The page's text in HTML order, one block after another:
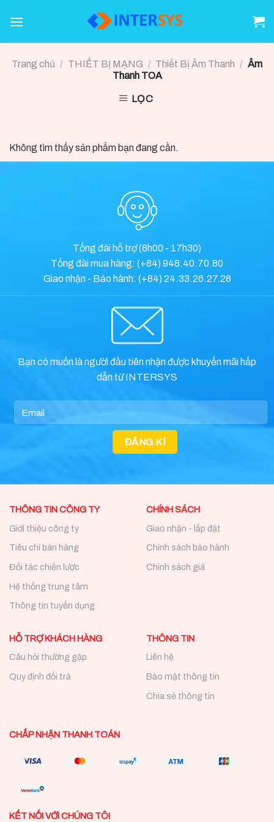
Trang chủ / THIẾT BỊ MẠNG / Thiết Bị Âm Thanh / Âm
Thanh TOA
LỌC
Không tìm thấy sản phẩm bạn đang cần.
Tổng đài hỗ trợ (8h00 - 17h30)
Tổng đài mua hàng: (+84) 948.40.70.80
Giao nhận - Bảo hành: (+84) 24.33.26.27.28
Bạn có muốn là người đầu tiên nhận được khuyến mãi hấp
dẫn từ INTERSYS
THÔNG TIN CÔNG TY
Giới thiệu công ty
Tiêu chí bán hàng
Đối tác chiến lược
Hệ thống trung tâm
Thông tin tuyển dụng
CHÍNH SÁCH
Giao nhận - lắp đặt
Chính sách bảo hành
Chính sách giá
HỖ TRỢ KHÁCH HÀNG
Câu hỏi thường gặp
Quy định đổi trả
THÔNG TIN
Liên hệ
Bảo mật thông tin
Chia sẻ thông tin
CHẤP NHẬN THANH TOÁN
KẾT NỐI VỚI CHÚNG TÔI